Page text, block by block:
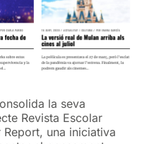
la seva
Revista Escolar
una iniciativa